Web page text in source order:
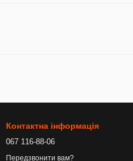
Контактна інформація
067 116-88-06
Передзвонити вам?